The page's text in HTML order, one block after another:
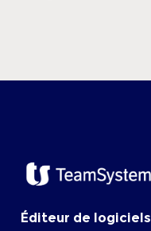
Éditeur de logiciels